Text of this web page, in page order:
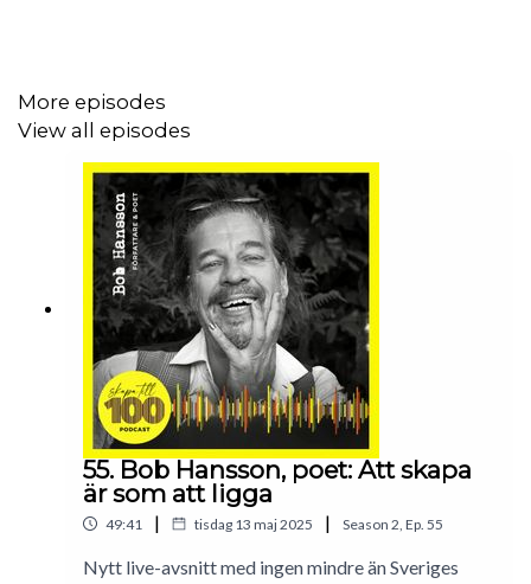
Facebook: https://www.facebook.com/skapatill100
Skapa till 100 görs av Maja Sönnerbo, Joel Nyberg och
Marika Borg Ström. Den spelas in i poddstudion i hos
Lejonbröder produktion.
More episodes
View all episodes
55. Bob Hansson, poet: Att skapa
är som att ligga
49:41 | tisdag 13 maj 2025 | Season 2 Ep. 55
Nytt live-avsnitt med ingen mindre än Sveriges